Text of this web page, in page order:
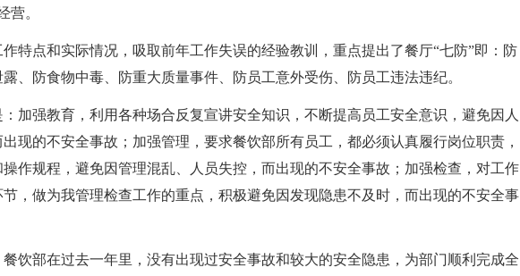
营。
特点和实际情况，吸取前年工作失误的经验教训，重点提出了餐厅“七防”即：防
、防食物中毒、防重大质量事件、防员工意外受伤、防员工违法违纪。
加强教育，利用各种场合反复宣讲安全知识，不断提高员工安全意识，避免因人
现的不安全事故；加强管理，要求餐饮部所有员工，都必须认真履行岗位职责，
作规程，避免因管理混乱、人员失控，而出现的不安全事故；加强检查，对工作
，做为我管理检查工作的重点，积极避免因发现隐患不及时，而出现的不安全事
饮部在过去一年里，没有出现过安全事故和较大的安全隐患，为部门顺利完成全